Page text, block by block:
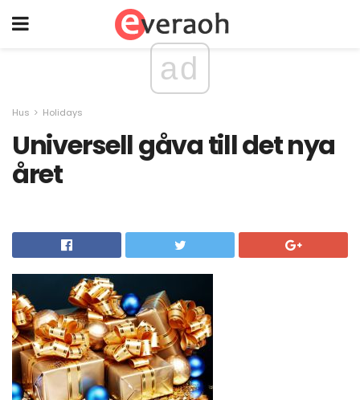
ad
Hus Holidays
Universell gåva till det nya
året